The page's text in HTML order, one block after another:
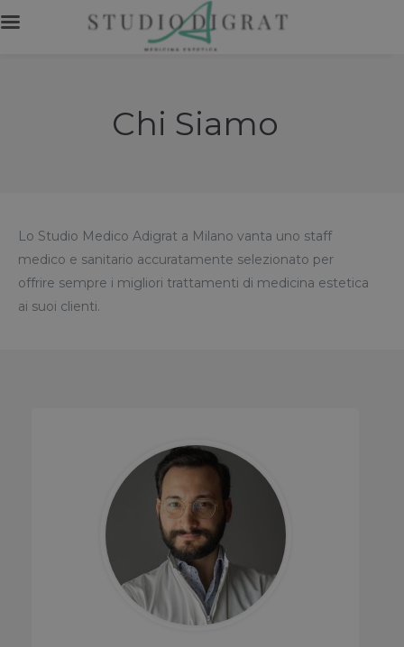
Chi Siamo
Lo Studio Medico Adigrat a Milano vanta uno staff
medico e sanitario accuratamente selezionato per
offrire sempre i migliori trattamenti di medicina estetica
ai suoi clienti.